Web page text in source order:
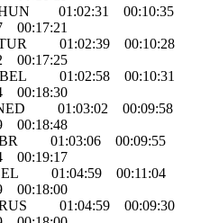
01:02:31 00:10:35
00:17:21
01:02:39 00:10:28
00:17:25
01:02:58 00:10:31
00:18:30
01:03:02 00:09:58
00:18:48
00:09:55
00:19:17
00:11:04
00:18:00
01:04:59 00:09:30